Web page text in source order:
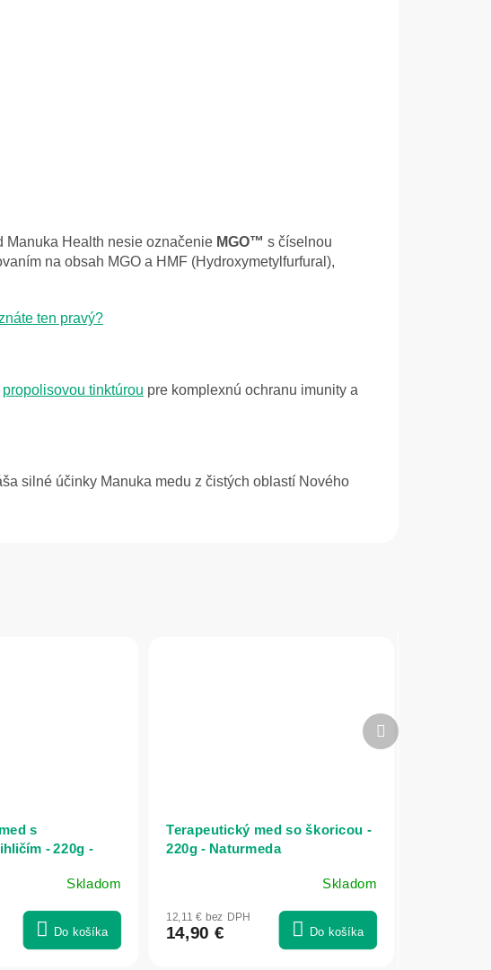
Manuka Health nesie označenie MGO™ s číselnou
na obsah MGO a HMF (Hydroxymetylfurfural),
ten pravý?
propolisovou tinktúrou pre komplexnú ochranu imunity a
silné účinky Manuka medu z čistých oblastí Nového
s
- 220g -
Skladom
Do košíka
Terapeutický med so škoricou -
220g - Naturmeda
Skladom
12,11 € bez DPH
14,90 € Do košíka
Ďalší
produkt